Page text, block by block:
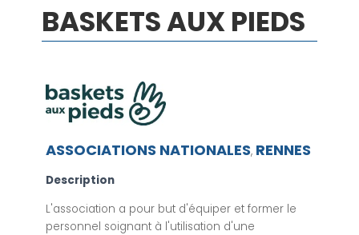
BASKETS AUX PIEDS
ASSOCIATIONS NATIONALES, RENNES
Description
L'association a pour but d'équiper et former le
personnel soignant à l'utilisation d'une